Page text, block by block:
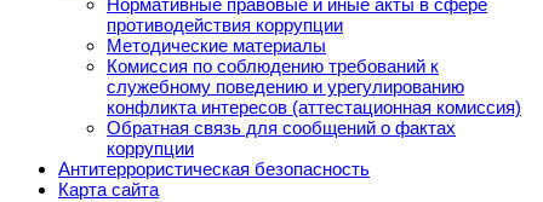
Нормативные правовые и иные акты в сфере
противодействия коррупции
Методические материалы
Комиссия по соблюдению требований к
служебному поведению и урегулированию
конфликта интересов (аттестационная комиссия)
Обратная связь для сообщений о фактах
коррупции
Антитеррористическая безопасность
Карта сайта